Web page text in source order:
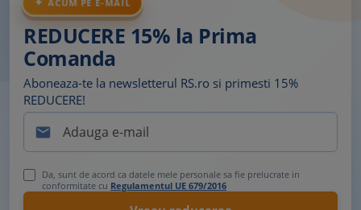
ACUM PE E-MAIL
REDUCERE 15% la Prima
Comanda
Aboneaza-te la newsletterul RS.ro si primesti 15%
REDUCERE!

Da, sunt de acord ca datele mele personale sa fie prelucrate in
conformitate cu Regulamentul UE 679/2016